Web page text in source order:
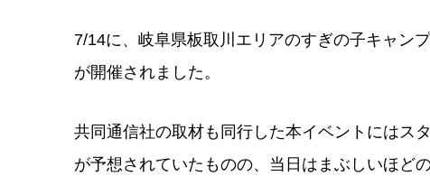
7/14に、岐阜県板取川エリアのすぎの子キャン
が開催されました。
共同通信社の取材も同行した本イベントにはス
が予想されていたものの、当日はまぶしいほど